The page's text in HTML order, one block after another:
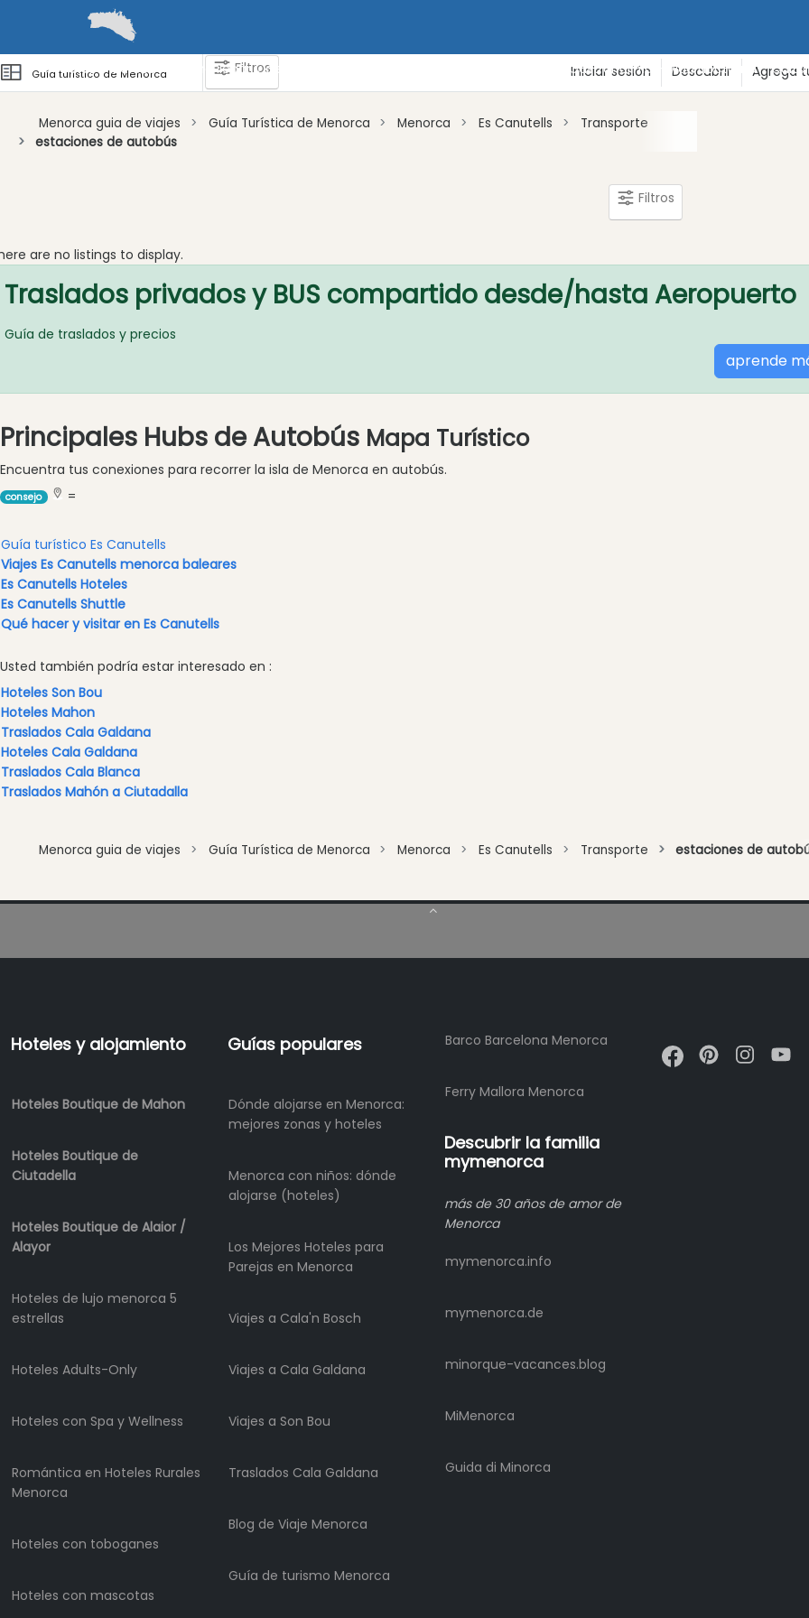
Guías Barcos Cómo llegar y desplazarse Gastronomía - Vida nocturna -
Guía turístico de Menorca Filtros Iniciar sesión Descubrir Agrega
Tour
Excursione
acuático
Excursion
barco
y
Bar
y
Bebidas
Cultura
Para
niños
Música
vivo
Discoteca
Terrazas
Chiringuitos
y
acuático
Muelle
ferry
bicicletas
Standup
Paddle
de
kayaks
barcos
de
Alquiler
de
Menorca
de
Menorca guia de viajes Guía Turística de Menorca Menorca Es Canutells
Transporte
estaciones de autobús
Filtros
are no listings to display.
Traslados privados y BUS compartido desde/hasta Aeropuerto
Guía de traslados y precios
aprende
Principales Hubs de Autobús Mapa Turístico
Encuentra tus conexiones para recorrer la isla de Menorca en autobús.
consejo =
Guía turístico Es Canutells
Viajes Es Canutells menorca baleares
Es Canutells Hoteles
Es Canutells Shuttle
Qué hacer y visitar en Es Canutells
Usted también podría estar interesado en :
Hoteles Son Bou
Hoteles Mahon
Traslados Cala Galdana
Hoteles Cala Galdana
Traslados Cala Blanca
Traslados Mahón a Ciutadalla
Menorca guia de viajes Guía Turística de Menorca Menorca Es Canutells Transporte estaciones de
Hoteles y alojamiento
Hoteles Boutique de Mahon
Hoteles Boutique de
Ciutadella
Hoteles Boutique de Alaior /
Alayor
Hoteles de lujo menorca 5
estrellas
Hoteles Adults-Only
Hoteles con Spa y Wellness
Romántica en Hoteles Rurales
Menorca
Hoteles con toboganes
Hoteles con mascotas
Guías populares
Dónde alojarse en Menorca:
mejores zonas y hoteles
Menorca con niños: dónde
alojarse (hoteles)
Los Mejores Hoteles para
Parejas en Menorca
Viajes a Cala'n Bosch
Viajes a Cala Galdana
Viajes a Son Bou
Traslados Cala Galdana
Blog de Viaje Menorca
Guía de turismo Menorca
Barco Barcelona Menorca
Ferry Mallora Menorca
Descubrir la familia
mymenorca
más de 30 años de amor de
Menorca
mymenorca.info
mymenorca.de
minorque-vacances.blog
MiMenorca
Guida di Minorca